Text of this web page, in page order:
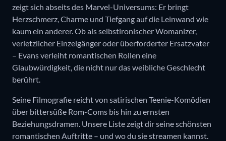
zeigt sich abseits des Marvel-Universums: Er bringt
Herzschmerz, Charme und Tiefgang auf die Leinwand wie
kaum ein anderer. Ob als selbstironischer Womanizer,
verletzlicher Einzelgänger oder überforderter Ersatzvater
– Evans verleiht romantischen Rollen eine
Glaubwürdigkeit, die nicht nur das weibliche Geschlecht
berührt.
Seine Filmografie reicht von satirischen Teenie-Komödien
über bittersüße Rom-Coms bis hin zu ernsten
Beziehungsdramen. Unsere Liste zeigt dir seine schönsten
romantischen Auftritte – und wo du sie streamen kannst.